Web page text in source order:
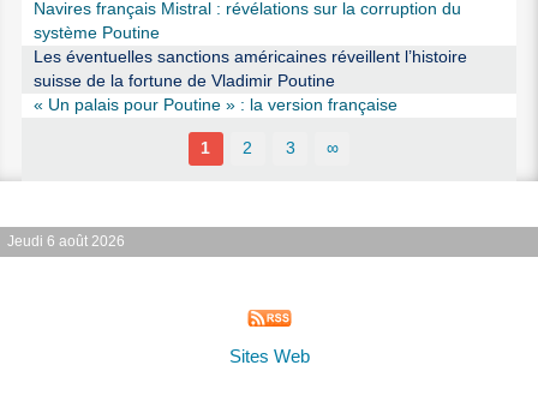
Navires français Mistral : révélations sur la corruption du
système Poutine
Les éventuelles sanctions américaines réveillent l’histoire
suisse de la fortune de Vladimir Poutine
« Un palais pour Poutine » : la version française
1 2 3 ∞
Jeudi 6 août 2026
Sites Web